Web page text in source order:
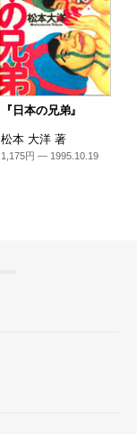
『日本の兄弟』
松本 大洋 著
1,175円 — 1995.10.19